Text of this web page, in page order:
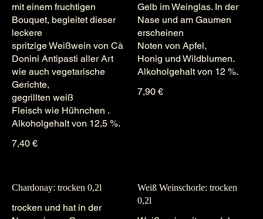
mit einem fruchtigen
Bouquet, begleitet dieser
leckere
spritzige Weißwein von Cà
Donini Antipasti aller Art
wie auch vegetarische
Gerichte,
gegrillten weiß
Fleisch wie Hühnchen .
7,40 €
Gelb im Weinglas. In der
Nase und am Gaumen
erscheinen
Noten von Apfel,
Honig und Wildblumen.
Alkoholgehalt von 12 %.
7,90 €
Chardonay: trocken 0,2l
trocken und hat in der
Weiß Weinschorle: trocken
0,2l